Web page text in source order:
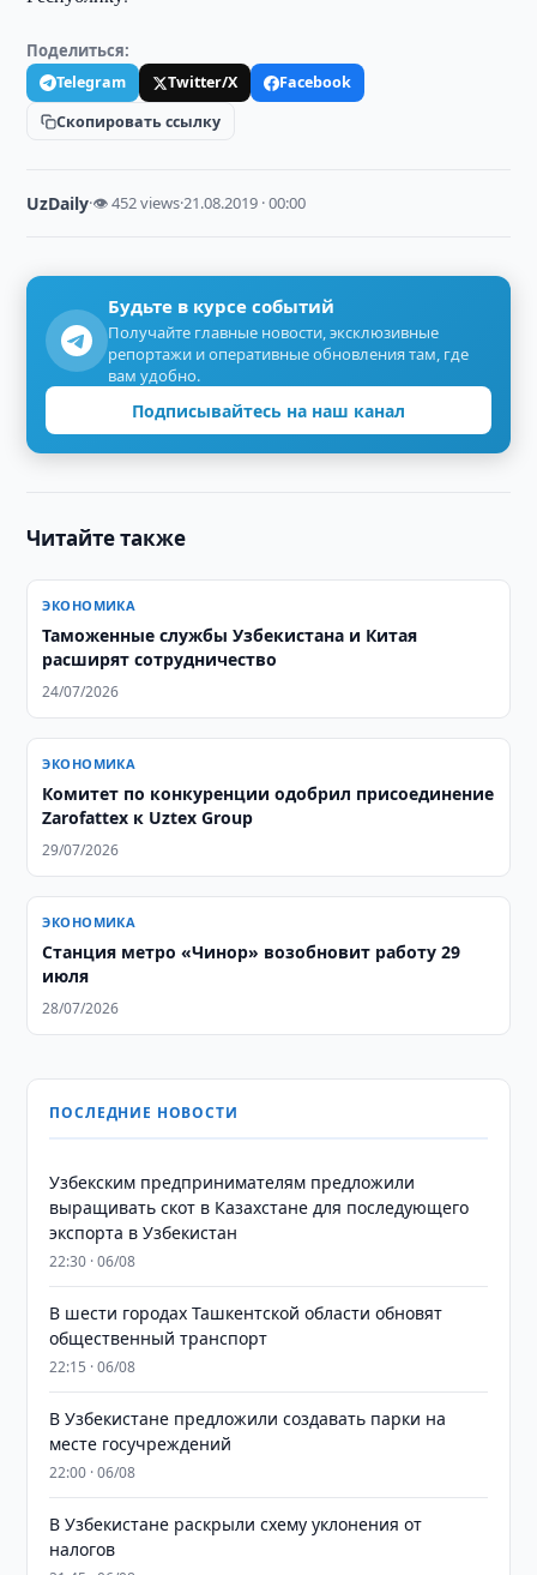
Поделиться:
Telegram Twitter/X
Facebook
Скопировать ссылку
UzDaily·👁 452 views·21.08.2019 · 00:00
Будьте в курсе событий
Получайте главные новости, эксклюзивные
репортажи и оперативные обновления там, где
вам удобно.
Подписывайтесь на наш канал
Читайте также
ЭКОНОМИКА
Таможенные службы Узбекистана и Китая
расширят сотрудничество
24/07/2026
ЭКОНОМИКА
Комитет по конкуренции одобрил присоединение
Zarofattex к Uztex Group
29/07/2026
ЭКОНОМИКА
Станция метро «Чинор» возобновит работу 29
июля
28/07/2026
ПОСЛЕДНИЕ НОВОСТИ
Узбекским предпринимателям предложили
выращивать скот в Казахстане для последующего
экспорта в Узбекистан
22:30 · 06/08
В шести городах Ташкентской области обновят
общественный транспорт
22:15 · 06/08
В Узбекистане предложили создавать парки на
месте госучреждений
22:00 · 06/08
В Узбекистане раскрыли схему уклонения от
налогов